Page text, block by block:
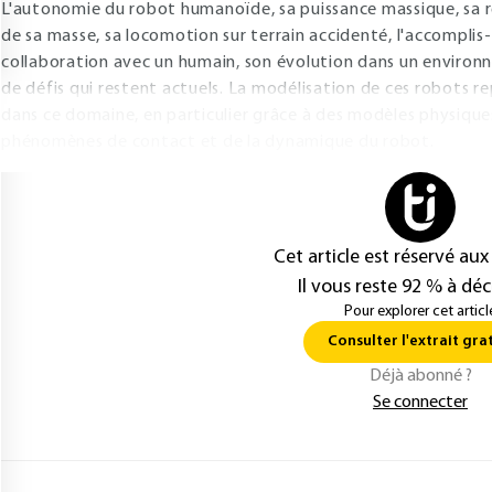
L'autonomie du robot humanoïde, sa puissance massique,
de sa masse, sa locomotion sur terrain accidenté,
collaboration avec un humain, son évolution dans un
de défis qui restent actuels. La modélisation de ces robots
Cet article est réservé
Il vous reste 92 % à
Pour explorer cet
Consulter l'extrait
Déjà abonné ?
Se connecter